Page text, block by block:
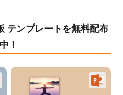
テンプレートを無料配布
中！